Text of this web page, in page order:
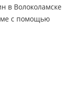
в Волоколамске
с помощью